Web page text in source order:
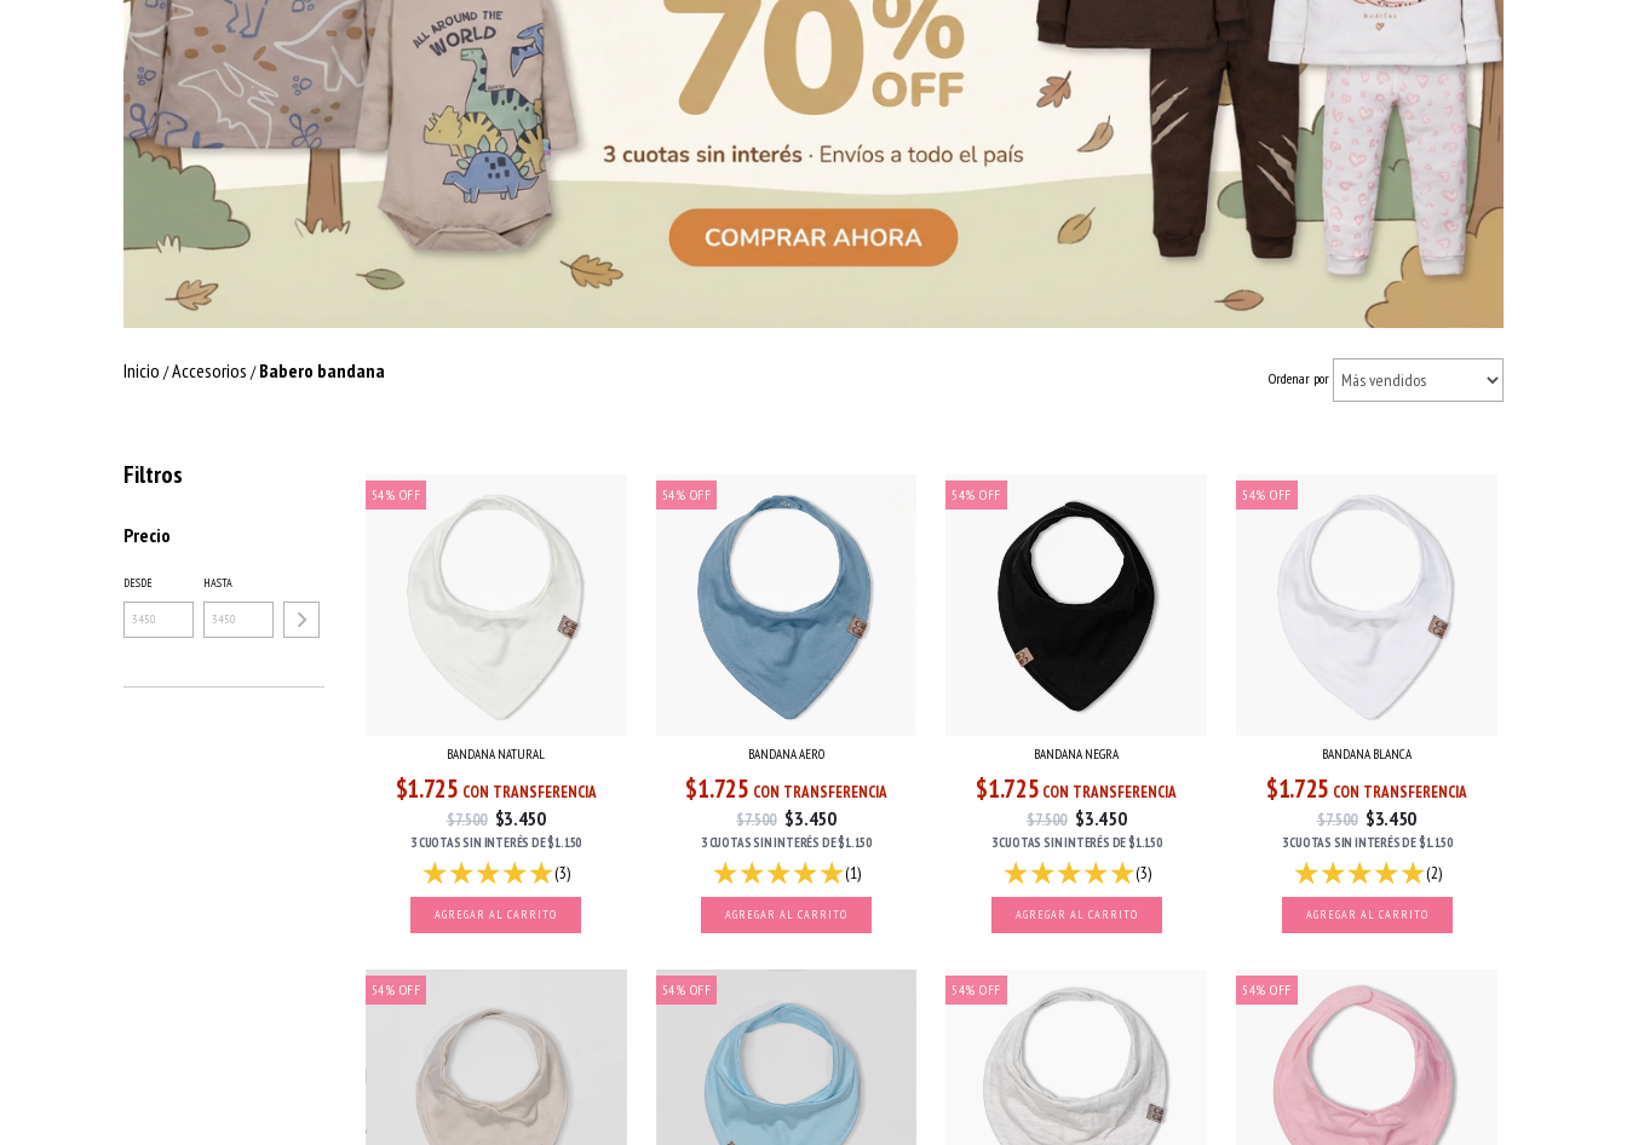
Inicio /Accesorios / Babero bandana Ordenar por
Filtros
Precio
DESDE HASTA
54% OFF
BANDANA NATURAL
$1.725 CON TRANSFERENCIA
$7.500 $3.450
3 CUOTASSIN INTERÉS DE$1.150
(3)
54% OFF
BANDANA AERO
$1.725 CON TRANSFERENCIA
$7.500 $3.450
3 CUOTASSIN INTERÉS DE$1.150
(1)
54%OFF
BANDANA NEGRA
$1.725 CON TRANSFERENCIA
$7.500 $3.450
3 CUOTAS SIN INTERÉS DE$1.150
(3)
54%OFF
BANDANA BLANCA
$1.725 CON TRANSFERENCIA
$7.500 $3.450
3 CUOTAS SIN INTERÉSDE$1.150
(2)
54% OFF 54% OFF 54%OFF 54%OFF